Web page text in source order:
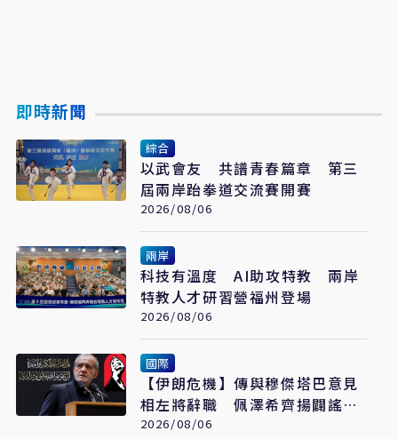
即時新聞
綜合
以武會友 共譜青春篇章 第三
屆兩岸跆拳道交流賽開賽
2026/08/06
兩岸
科技有溫度 AI助攻特教 兩岸
特教人才研習營福州登場
2026/08/06
國際
【伊朗危機】傳與穆傑塔巴意見
相左將辭職 佩澤希齊揚闢謠堅
稱會繼續總統職務
2026/08/06